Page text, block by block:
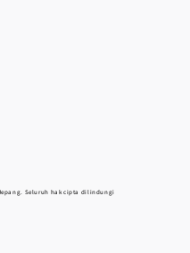
Seluruh hak cipta dilindungi